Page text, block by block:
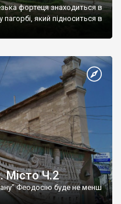
фортеця знаходиться в
який підноситься в
Місто Ч.2
Феодосію буде не менш